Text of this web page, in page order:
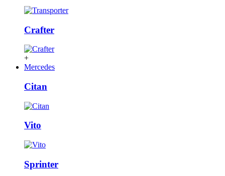
Crafter
+
Mercedes
Citan
Vito
Sprinter